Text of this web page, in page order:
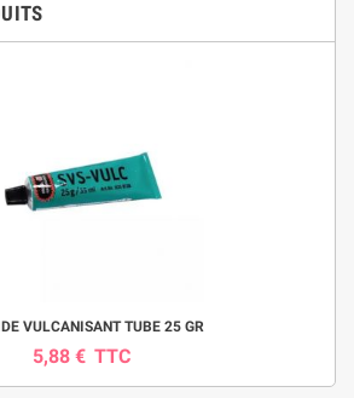
VULCANISANT TUBE 25 GR
5,88 € TTC